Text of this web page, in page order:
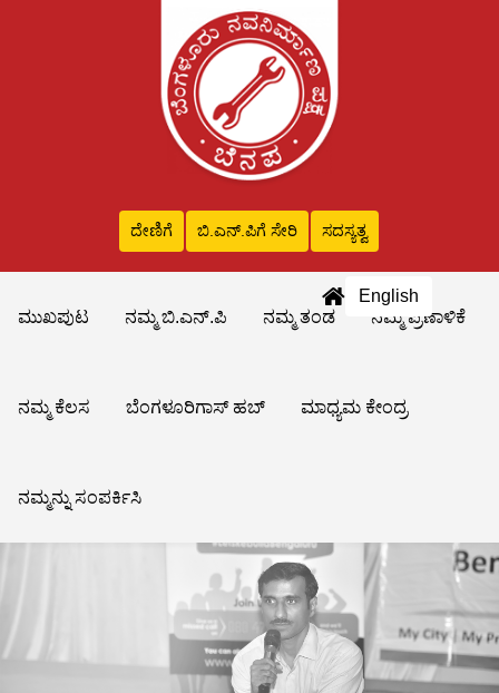
ದೇಣಿಗೆ ಬಿ.ಎನ್‌.ಪಿಗೆ ಸೇರಿ ಸದಸ್ಯತ್ವ
English
ಮುಖಪುಟ
ನಮ್ಮ ಬಿ.ಎನ್.ಪಿ ನಮ್ಮ ತಂಡ ನಮ್ಮ ಪ್ರಣಾಳಿಕೆ
ನಮ್ಮ ಕೆಲಸ ಬೆಂಗಳೂರಿಗಾಸ್ ಹಬ್ ಮಾಧ್ಯಮ ಕೇಂದ್ರ
ನಮ್ಮನ್ನು ಸಂಪರ್ಕಿಸಿ